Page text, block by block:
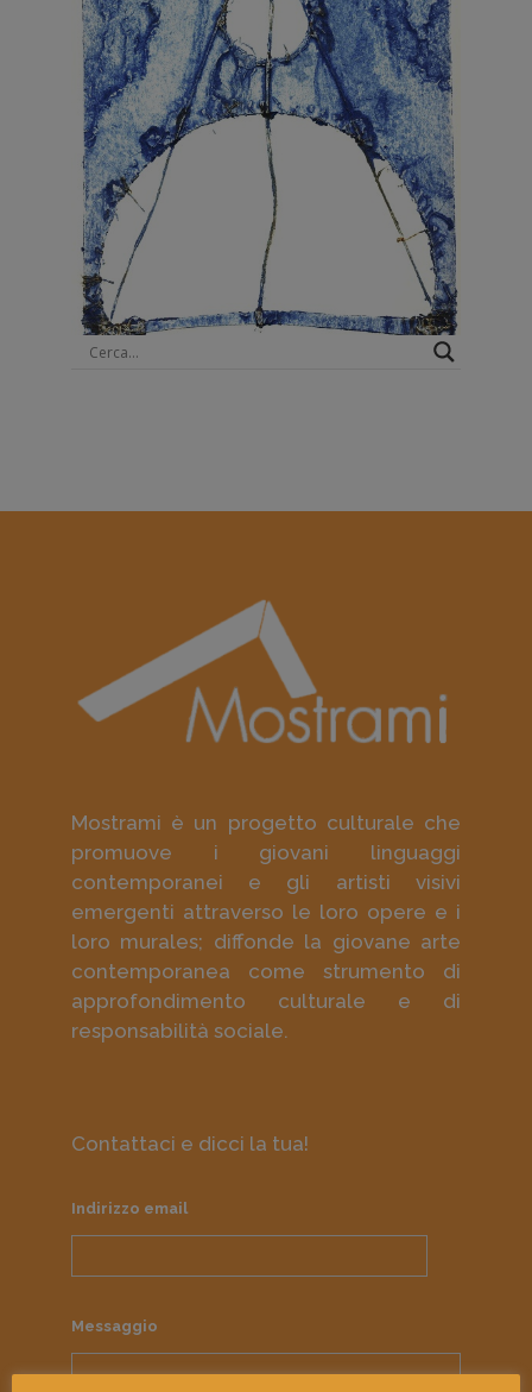
Mostrami è un progetto culturale che
promuove i giovani linguaggi
contemporanei e gli artisti visivi
emergenti attraverso le loro opere e i
loro murales; diffonde la giovane arte
contemporanea come strumento di
approfondimento culturale e di
responsabilità sociale.
Contattaci e dicci la tua!
Indirizzo email
Messaggio